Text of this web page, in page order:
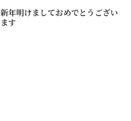
新年明けましておめでとうござい
ます